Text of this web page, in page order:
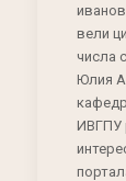
вели
числа
Юлия
ИВГПУ